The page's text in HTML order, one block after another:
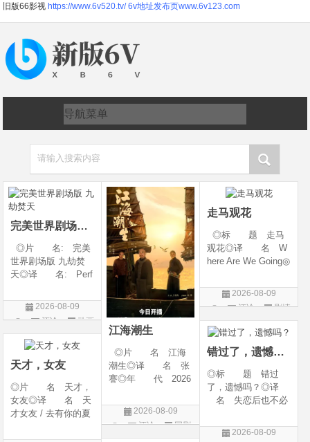
旧版66影视 https://www.6v520.tv/ 6v地址发布页www.6v123.com
请输入搜索内容
完美世界剧场版 九劫焚天
◎片 名: 完美
世界剧场版 九劫焚
天◎译 名: Perf
ne Calamities Burnin
g Heaven / Perfect
ribulations Incinerate
the H
2026-08-09
评论
动画
片
江海潮生
◎片 名 江海
潮生◎译 名 张
謇◎年 代 2026
陆◎类 别 传记
/ 历史 / 古装◎语
2026-08-09
评论
国剧
走马观花
◎标 题 走马
观花◎译 名 W
here Are We Going◎
产 地 中国大陆
◎类 别 剧情◎
话◎上映日期 2026
-06-12(中国大陆)◎
2026-08-09
评论
剧情
片
错过了，遗憾吗？
◎标 题 错过
了，遗憾吗？◎译
名 失恋后也不必
rself◎年 代 20
26◎产 地 中国
2026-08-09
天才，女友
◎片 名 天才，
女友◎译 名 天
才女友 / 去有你的夏
年 代 2026◎